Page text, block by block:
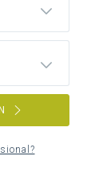
op de